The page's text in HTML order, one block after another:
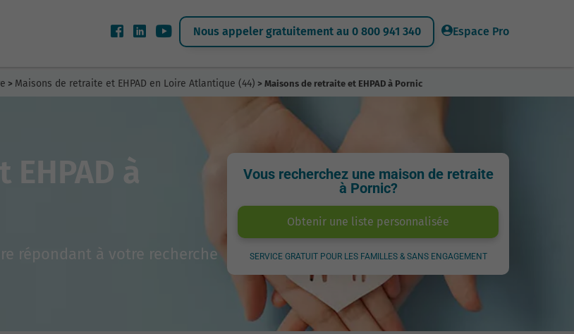
Nous appeler gratuitement au 0 800 941 340 Espace Pro
> Maisons de retraite et EHPAD en Loire Atlantique (44) > Maisons de retraite et EHPAD à Pornic
à
répondant à votre recherche
Vous recherchez une maison de retraite
à Pornic?
Obtenir une liste personnalisée
SERVICE GRATUIT POUR LES FAMILLES & SANS ENGAGEMENT